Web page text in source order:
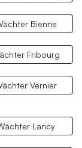
Bienne
Fribourg
Vernier
Lancy